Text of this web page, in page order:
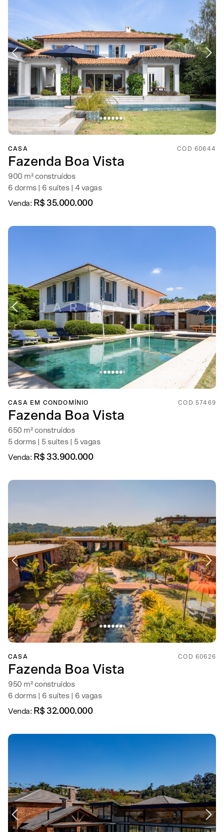
CASA COD 60644
Fazenda Boa Vista
900 m² construídos
6 dorms | 6 suítes | 4 vagas
Venda: R$ 35.000.000
CASA EM CONDOMÍNIO COD 57469
Fazenda Boa Vista
650 m² construídos
5 dorms | 5 suítes | 5 vagas
Venda: R$ 33.900.000
CASA COD 60626
Fazenda Boa Vista
950 m² construídos
6 dorms | 6 suítes | 6 vagas
Venda: R$ 32.000.000